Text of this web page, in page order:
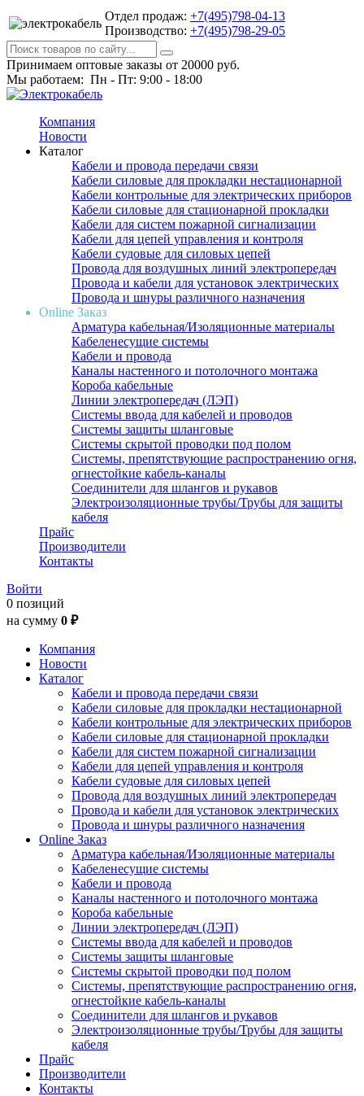
Отдел продаж: +7(495)798-04-13
Производство: +7(495)798-29-05
Принимаем оптовые заказы от 20000 руб.
Мы работаем: Пн - Пт: 9:00 - 18:00
Компания
Новости
Каталог
Кабели и провода передачи связи
Кабели силовые для прокладки нестационарной
Кабели контрольные для электрических приборов
Кабели силовые для стационарной прокладки
Кабели для систем пожарной сигнализации
Кабели для цепей управления и контроля
Кабели судовые для силовых цепей
Провода для воздушных линий электропередач
Провода и кабели для установок электрических
Провода и шнуры различного назначения
Online Заказ
Арматура кабельная/Изоляционные материалы
Кабеленесущие системы
Кабели и провода
Каналы настенного и потолочного монтажа
Короба кабельные
Линии электропередач (ЛЭП)
Системы ввода для кабелей и проводов
Системы защиты шланговые
Системы скрытой проводки под полом
Системы, препятствующие распространению огня,
огнестойкие кабель-каналы
Соединители для шлангов и рукавов
Электроизоляционные трубы/Трубы для защиты
кабеля
Прайс
Производители
Контакты
Войти
0 позиций
на сумму 0 ₽
Компания
Новости
Каталог
Кабели и провода передачи связи
Кабели силовые для прокладки нестационарной
Кабели контрольные для электрических приборов
Кабели силовые для стационарной прокладки
Кабели для систем пожарной сигнализации
Кабели для цепей управления и контроля
Кабели судовые для силовых цепей
Провода для воздушных линий электропередач
Провода и кабели для установок электрических
Провода и шнуры различного назначения
Online Заказ
Арматура кабельная/Изоляционные материалы
Кабеленесущие системы
Кабели и провода
Каналы настенного и потолочного монтажа
Короба кабельные
Линии электропередач (ЛЭП)
Системы ввода для кабелей и проводов
Системы защиты шланговые
Системы скрытой проводки под полом
Системы, препятствующие распространению огня,
огнестойкие кабель-каналы
Соединители для шлангов и рукавов
Электроизоляционные трубы/Трубы для защиты
кабеля
Прайс
Производители
Контакты